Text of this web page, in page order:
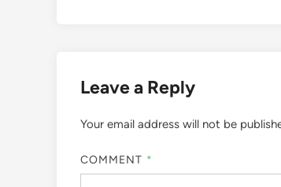
Leave a Reply
Your email address will not be
COMMENT *